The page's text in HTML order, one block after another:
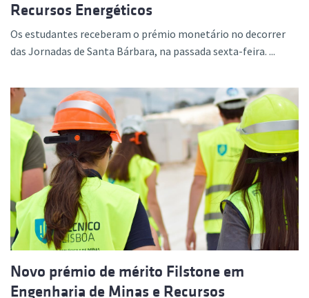
Recursos Energéticos
Os estudantes receberam o prémio monetário no decorrer
das Jornadas de Santa Bárbara, na passada sexta-feira. ...
Novo prémio de mérito Filstone em
Engenharia de Minas e Recursos